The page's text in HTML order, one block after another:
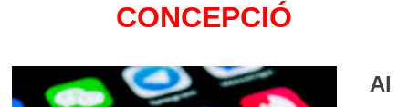
CONCEPCIÓ
Al